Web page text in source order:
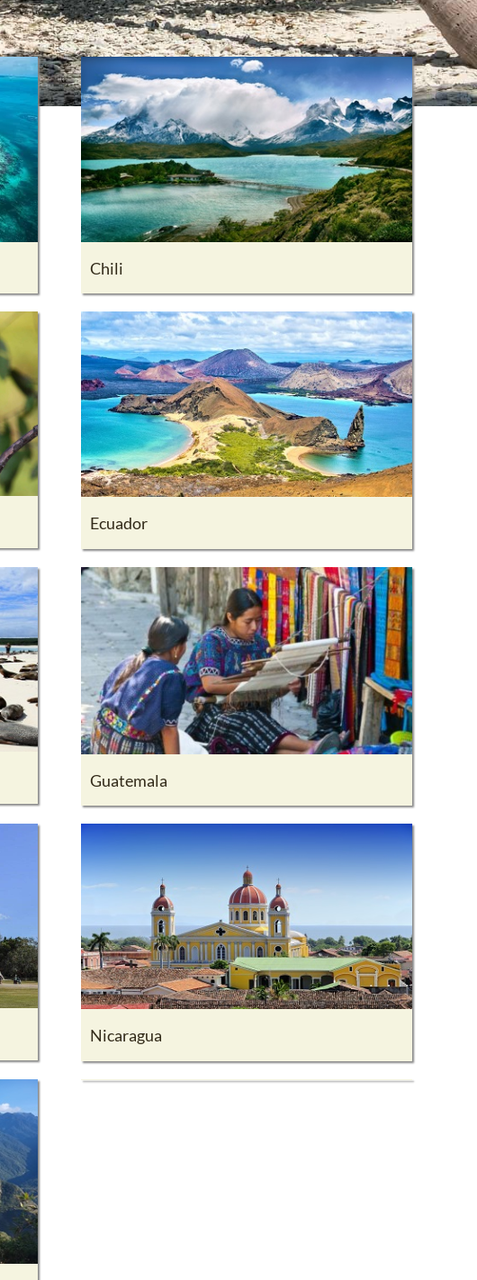
Chili
Ecuador
Guatemala
Nicaragua